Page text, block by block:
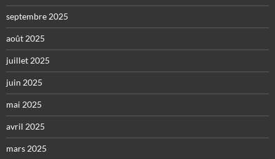
septembre 2025
août 2025
juillet 2025
juin 2025
mai 2025
avril 2025
mars 2025